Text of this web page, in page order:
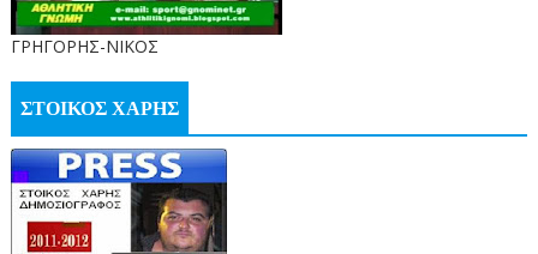
ΓΡΗΓΟΡΗΣ-ΝΙΚΟΣ
ΣΤΟΙΚΟΣ ΧΑΡΗΣ